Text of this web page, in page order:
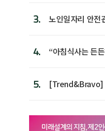
3.
노인일자리 안전
4.
“아침식사는 든
5.
[Trend&Bravo]